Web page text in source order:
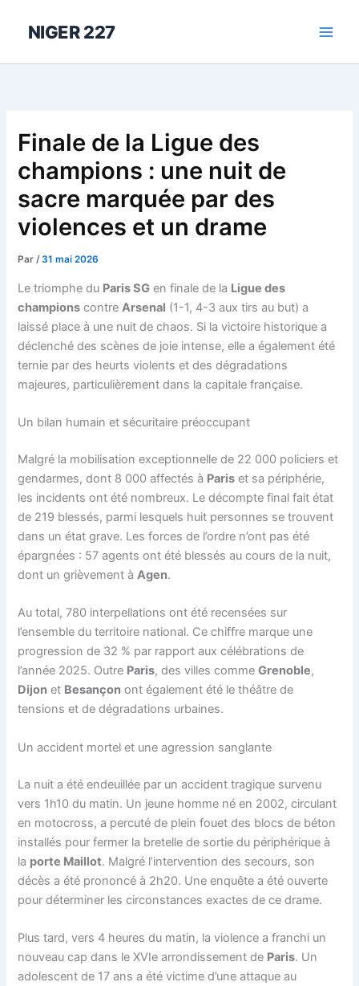
NIGER 227
Finale de la Ligue des
champions : une nuit de
sacre marquée par des
violences et un drame
Par/31 mai 2026
Le triomphe du Paris SG en finale de la Ligue des
champions contreArsenal (1-1, 4-3 aux tirs au but) a
laissé place à une nuit de chaos. Si la victoire historique a
déclenché des scènes de joie intense, elle a également été
ternie par des heurts violents et des dégradations
majeures, particulièrement dans la capitale française.
Un bilan humain et sécuritaire préoccupant
Malgré la mobilisation exceptionnelle de 22 000 policiers et
gendarmes, dont 8 000 affectés à Paris et sa périphérie,
les incidents ont été nombreux. Le décompte final fait état
de 219 blessés, parmi lesquels huit personnes se trouvent
dans un état grave. Les forces de l’ordre n’ont pas été
épargnées : 57 agents ont été blessés au cours de la nuit,
dont un grièvement àAgen.
Au total, 780 interpellations ont été recensées sur
l’ensemble du territoire national. Ce chiffre marque une
progression de 32 % par rapport aux célébrations de
l’année 2025. Outre Paris, des villes commeGrenoble,
Dijon et Besançon ont également été le théâtre de
tensions et de dégradations urbaines.
Un accident mortel et une agression sanglante
La nuit a été endeuillée par un accident tragique survenu
vers 1h10 du matin. Un jeune homme né en 2002, circulant
en motocross, a percuté de plein fouet des blocs de béton
installés pour fermer la bretelle de sortie du périphérique à
la porte Maillot. Malgré l’intervention des secours, son
décès a été prononcé à 2h20. Une enquête a été ouverte
pour déterminer les circonstances exactes de ce drame.
Plus tard, vers 4 heures du matin, la violence a franchi un
nouveau cap dans le XVIe arrondissement de Paris. Un
adolescent de 17 ans a été victime d’une attaque au